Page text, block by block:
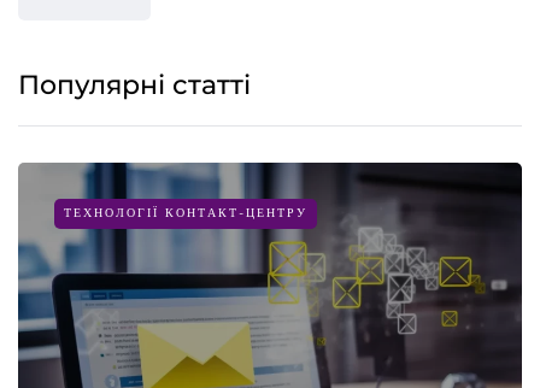
Популярні статті
ТЕХНОЛОГІЇ КОНТАКТ-ЦЕНТРУ